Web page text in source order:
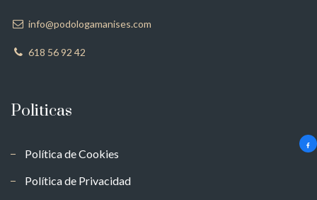
info@podologamanises.com
618 56 92 42
Politicas
Política de Cookies
Política de Privacidad